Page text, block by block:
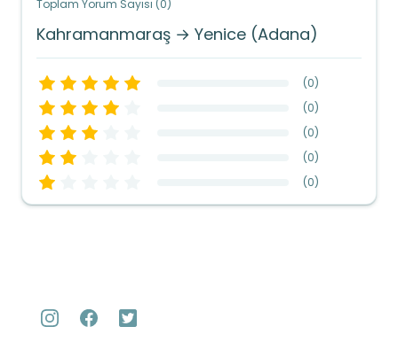
Toplam Yorum Sayısı (0)
Kahramanmaraş → Yenice (Adana)
(0)
(0)
(0)
(0)
(0)